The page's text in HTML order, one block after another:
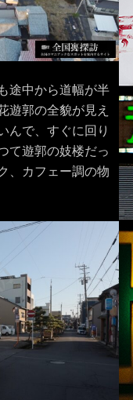
途中から道幅が半
遊郭の全貌が見え
んで、すぐに回り
て遊郭の妓楼だっ
、カフェー調の物